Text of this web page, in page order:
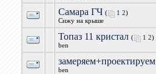
Самара ГЧ ( 1 2)
Сижу на крыше
Топаз 11 кристал ( 1 2)
ben
ben